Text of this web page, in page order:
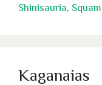
Shinisauria,
Kaganaias